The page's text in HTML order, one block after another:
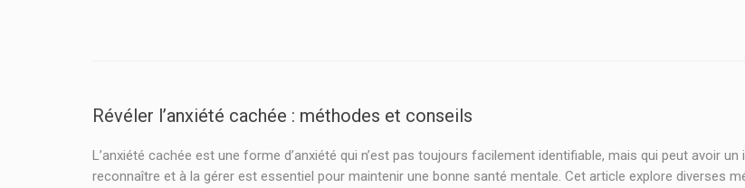
Révéler l’anxiété cachée : méthodes et conseils
L’anxiété cachée est une forme d’anxiété qui n’est pas toujours facilement identifiable, mais qui peut avoir
reconnaître et à la gérer est essentiel pour maintenir une bonne santé mentale. Cet article explore diverses